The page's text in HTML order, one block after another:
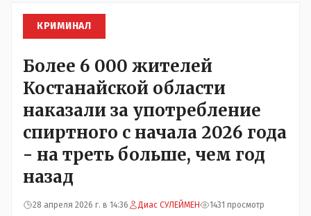
КРИМИНАЛ
Более 6 000 жителей
Костанайской области
наказали за употребление
спиртного с начала 2026 года
- на треть больше, чем год
назад
28 апреля 2026 г. в 14:36 Диас СУЛЕЙМЕН 1431 просмотр